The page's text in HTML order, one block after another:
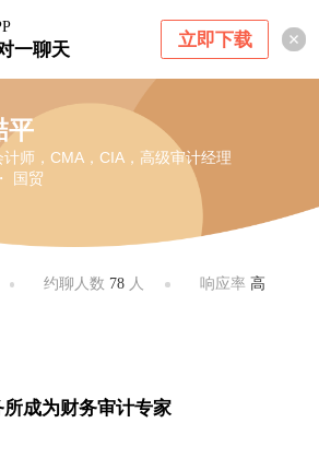
一聊天 立即下载
平
计师，CMA，CIA，高级审计经理
国贸
约聊人数 78人 响应率 高
成为财务审计专家